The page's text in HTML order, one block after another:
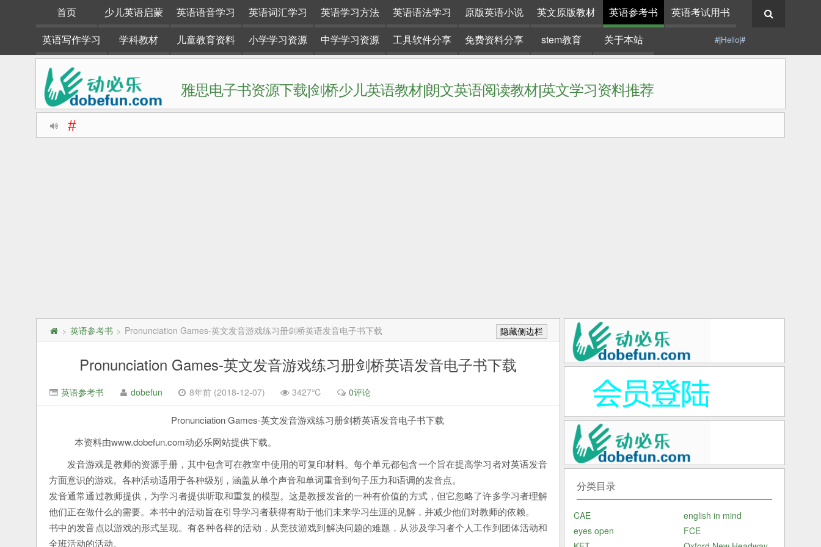
首页 少儿英语启蒙 英语语音学习 英语词汇学习 英语学习方法 英语语法学习 原版英语小说 英文原版教材 英语参考书
英语考试用书
英语写作学习
学科教材 儿童教育资料 小学学习资源 中学学习资源 工具软件分享 免费资料分享 stem教育 关于本站 #|Hello|#
雅思电子书资源下载|剑桥少儿英语教材|朗文英语阅读教材|英文学习资料推荐
#
> 英语参考书 > Pronunciation Games-英文发音游戏练习册剑桥英语发音电子书下载 隐藏侧边栏
Pronunciation Games-英文发音游戏练习册剑桥英语发音电子书下载
英语参考书 dobefun 8年前 (2018-12-07) 3427℃ 0评论
Pronunciation Games-英文发音游戏练习册剑桥英语发音电子书下载
本资料由www.dobefun.com动必乐网站提供下载。
发音游戏是教师的资源手册，其中包含可在教室中使用的可复印材料。每个单元都包含一个旨在提高学习者对英语发音
方面意识的游戏。各种活动适用于各种级别，涵盖从单个声音和单词重音到句子压力和语调的发音点。
发音通常通过教师提供，为学习者提供听取和重复的模型。这是教授发音的一种有价值的方式，但它忽略了许多学习者理解
他们正在做什么的需要。本书中的活动旨在引导学习者获得有助于他们未来学习生涯的见解，并减少他们对教师的依赖。
书中的发音点以游戏的形式呈现。有各种各样的活动，从竞技游戏到解决问题的难题，从涉及学习者个人工作到团体活动和
全班活动的活动。
分类目录
CAE
english in mind
eyes open
FCE